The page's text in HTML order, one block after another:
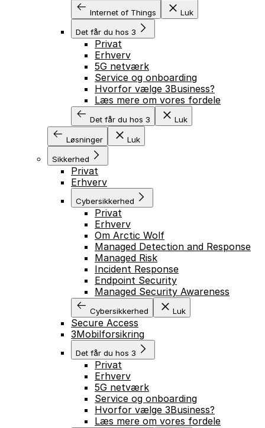
Internet of Things Luk
Det får du hos 3
Privat
Erhverv
5G netværk
Service og onboarding
Hvorfor vælge 3Business?
Læs mere om vores fordele
Det får du hos 3 Luk
Løsninger Luk
Sikkerhed
Privat
Erhverv
Cybersikkerhed
Privat
Erhverv
Om Arctic Wolf
Managed Detection and Response
Managed Risk
Incident Response
Endpoint Security
Managed Security Awareness
Cybersikkerhed Luk
Secure Access
3Mobilforsikring
Det får du hos 3
Privat
Erhverv
5G netværk
Service og onboarding
Hvorfor vælge 3Business?
Læs mere om vores fordele